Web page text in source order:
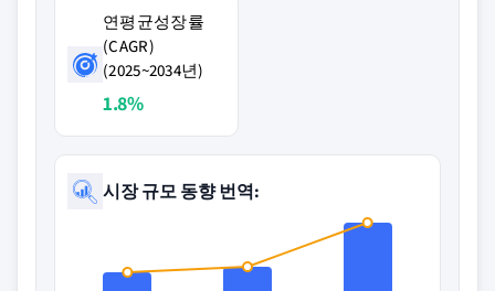
연평균성장률
(CAGR)
(2025~2034년)
1.8%
시장 규모 동향 번역: